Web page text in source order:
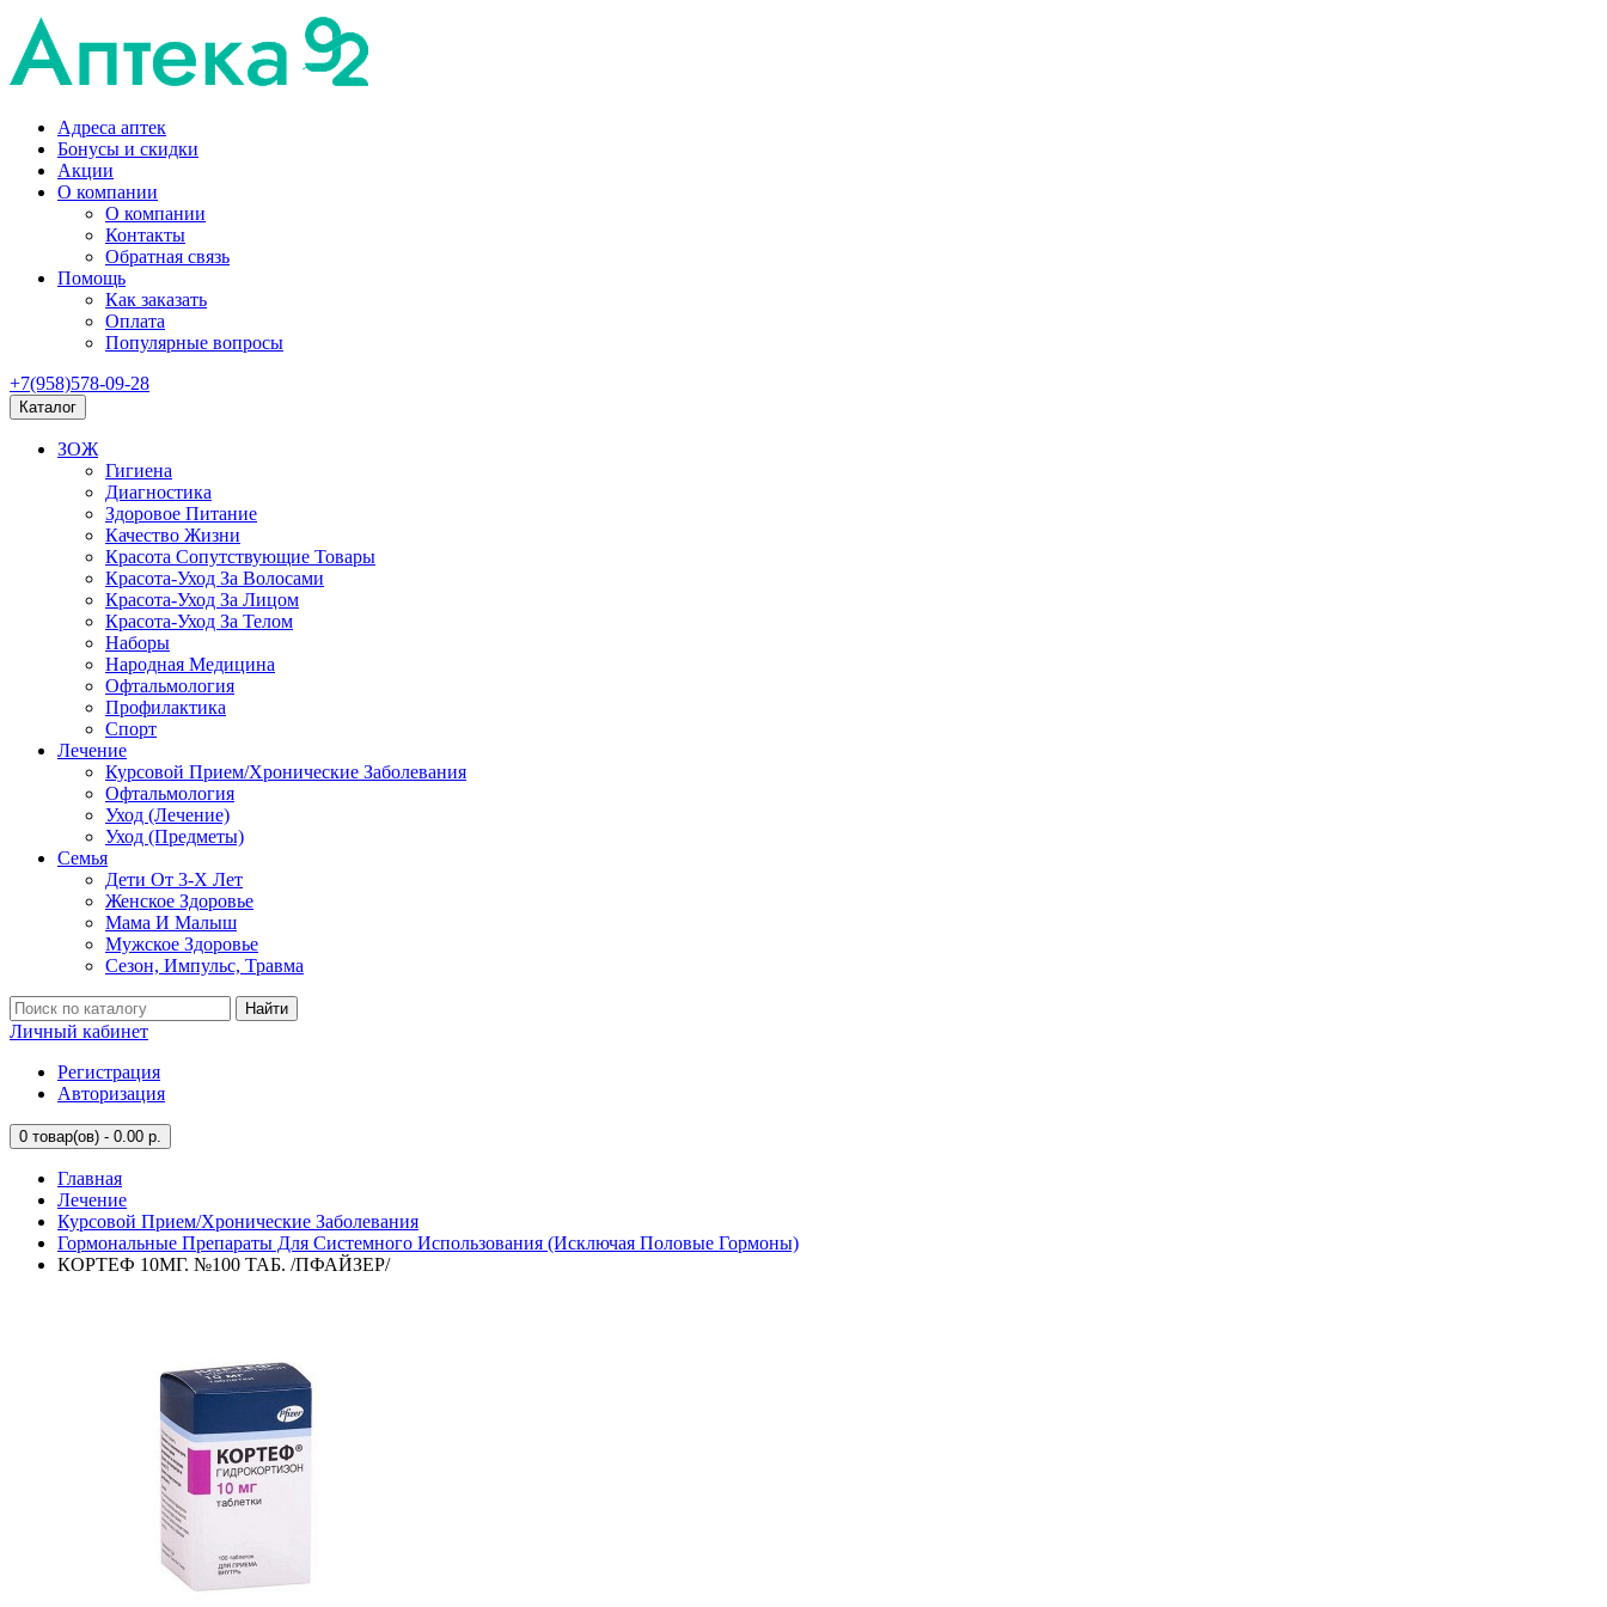
Адреса аптек
Бонусы и скидки
Акции
О компании
О компании
Контакты
Обратная связь
Помощь
Как заказать
Оплата
Популярные вопросы
+7(958)578-09-28
Каталог
ЗОЖ
Гигиена
Диагностика
Здоровое Питание
Качество Жизни
Красота Сопутствующие Товары
Красота-Уход За Волосами
Красота-Уход За Лицом
Красота-Уход За Телом
Наборы
Народная Медицина
Офтальмология
Профилактика
Спорт
Лечение
Курсовой Прием/Хронические Заболевания
Офтальмология
Уход (Лечение)
Уход (Предметы)
Семья
Дети От 3-Х Лет
Женское Здоровье
Мама И Малыш
Мужское Здоровье
Сезон, Импульс, Травма
Найти
Личный кабинет
Регистрация
Авторизация
0 товар(ов) - 0.00 р.
Главная
Лечение
Курсовой Прием/Хронические Заболевания
Гормональные Препараты Для Системного Использования (Исключая Половые Гормоны)
КОРТЕФ 10МГ. №100 ТАБ. /ПФАЙЗЕР/